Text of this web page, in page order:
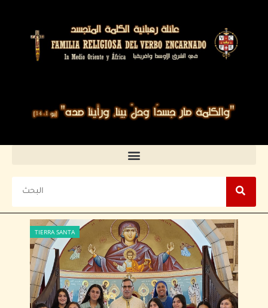
TIERRA SANTA JORDANIA